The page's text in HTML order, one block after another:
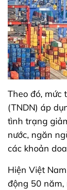
Theo đó, mức
(TNDN) áp
tình trạng
nước, ngăn
các khoản
Hiện Việt
động 50 năm,